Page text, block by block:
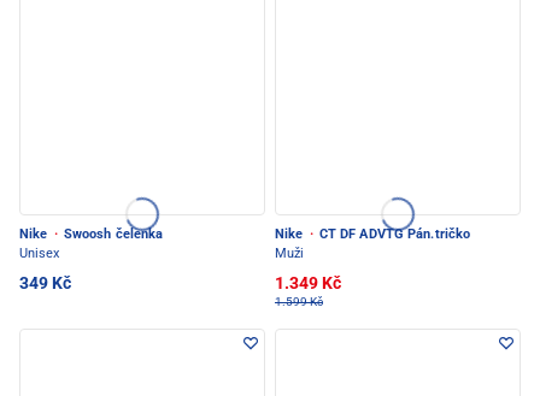
Nike · Swoosh čelenka
Unisex
349 Kč
Nike · CT DF ADVTG Pán.tričko
Muži
1.349 Kč
1.599 Kč